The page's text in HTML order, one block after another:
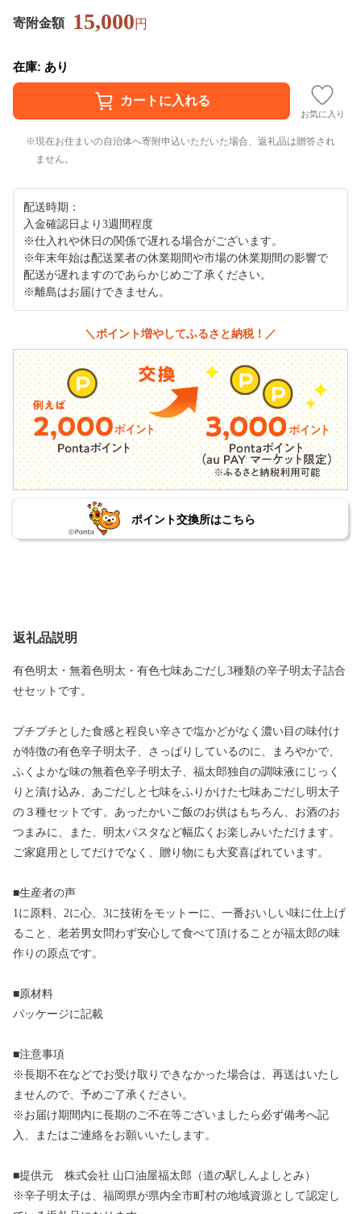
寄附金額 15,000円
在庫: あり
お気に入り
現在お住まいの自治体へ寄附申込いただいた場合、返礼品は贈答され
ません。
配送時期：
入金確認日より3週間程度
※仕入れや休日の関係で遅れる場合がございます。
※年末年始は配送業者の休業期間や市場の休業期間の影響で
配送が遅れますのであらかじめご了承ください。
※離島はお届けできません。
＼ポイント増やしてふるさと納税！／
ポイント交換所はこちら
返礼品説明
有色明太・無着色明太・有色七味あごだし3種類の辛子明太子詰合
せセットです。
プチプチとした食感と程良い辛さで塩かどがなく濃い目の味付け
が特徴の有色辛子明太子、さっぱりしているのに、まろやかで、
ふくよかな味の無着色辛子明太子、福太郎独自の調味液にじっく
りと漬け込み、あごだしと七味をふりかけた七味あごだし明太子
の３種セットです。あったかいご飯のお供はもちろん、お酒のお
つまみに、また、明太パスタなど幅広くお楽しみいただけます。
ご家庭用としてだけでなく、贈り物にも大変喜ばれています。
■生産者の声
1に原料、2に心、3に技術をモットーに、一番おいしい味に仕上げ
ること、老若男女問わず安心して食べて頂けることが福太郎の味
作りの原点です。
■原材料
パッケージに記載
■注意事項
※長期不在などでお受け取りできなかった場合は、再送はいたし
ませんので、予めご了承ください。
※お届け期間内に長期のご不在等ございましたら必ず備考へ記
入、またはご連絡をお願いいたします。
■提供元 株式会社 山口油屋福太郎（道の駅しんよしとみ）
※辛子明太子は、福岡県が県内全市町村の地域資源として認定し